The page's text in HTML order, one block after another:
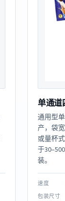
单通道
通用型
产，袋
或量杯
于
装。
速度
包装尺寸